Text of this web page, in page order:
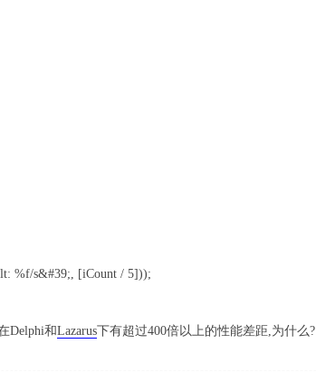
%f/s&#39;, [iCount / 5]));
Delphi和Lazarus下有超过400倍以上的性能差距,为什么?